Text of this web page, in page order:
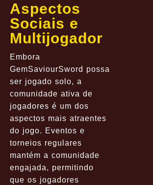
Aspectos
Sociais e
Multijogador
Embora
GemSaviourSword possa
ser jogado solo, a
comunidade ativa de
jogadores é um dos
aspectos mais atraentes
do jogo. Eventos e
torneios regulares
mantém a comunidade
engajada, permitindo
que os jogadores